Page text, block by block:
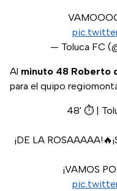
— Toluca FC
Al minuto 48 Roberto
para el quipo
48' ⏱️ |
¡DE LA
¡VAMOS